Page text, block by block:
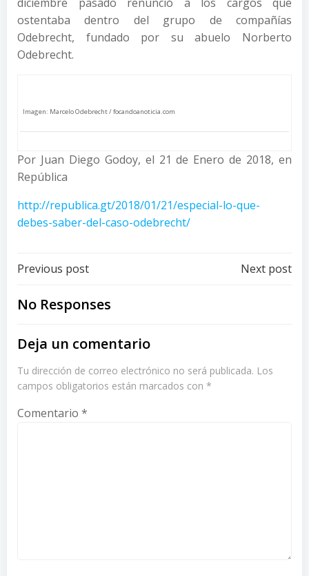
ostentaba dentro del grupo de compañías
Odebrecht, fundado por su abuelo Norberto
Odebrecht.
Imagen: Marcelo Odebrecht / focandoanoticia.com
Por Juan Diego Godoy, el 21 de Enero de 2018, en
República
http://republica.gt/2018/01/21/especial-lo-que-
debes-saber-del-caso-odebrecht/
Post
navigation
Previous post Next post
No Responses
Deja un comentario
Tu dirección de correo electrónico no será publicada. Los
campos obligatorios están marcados con *
Comentario *